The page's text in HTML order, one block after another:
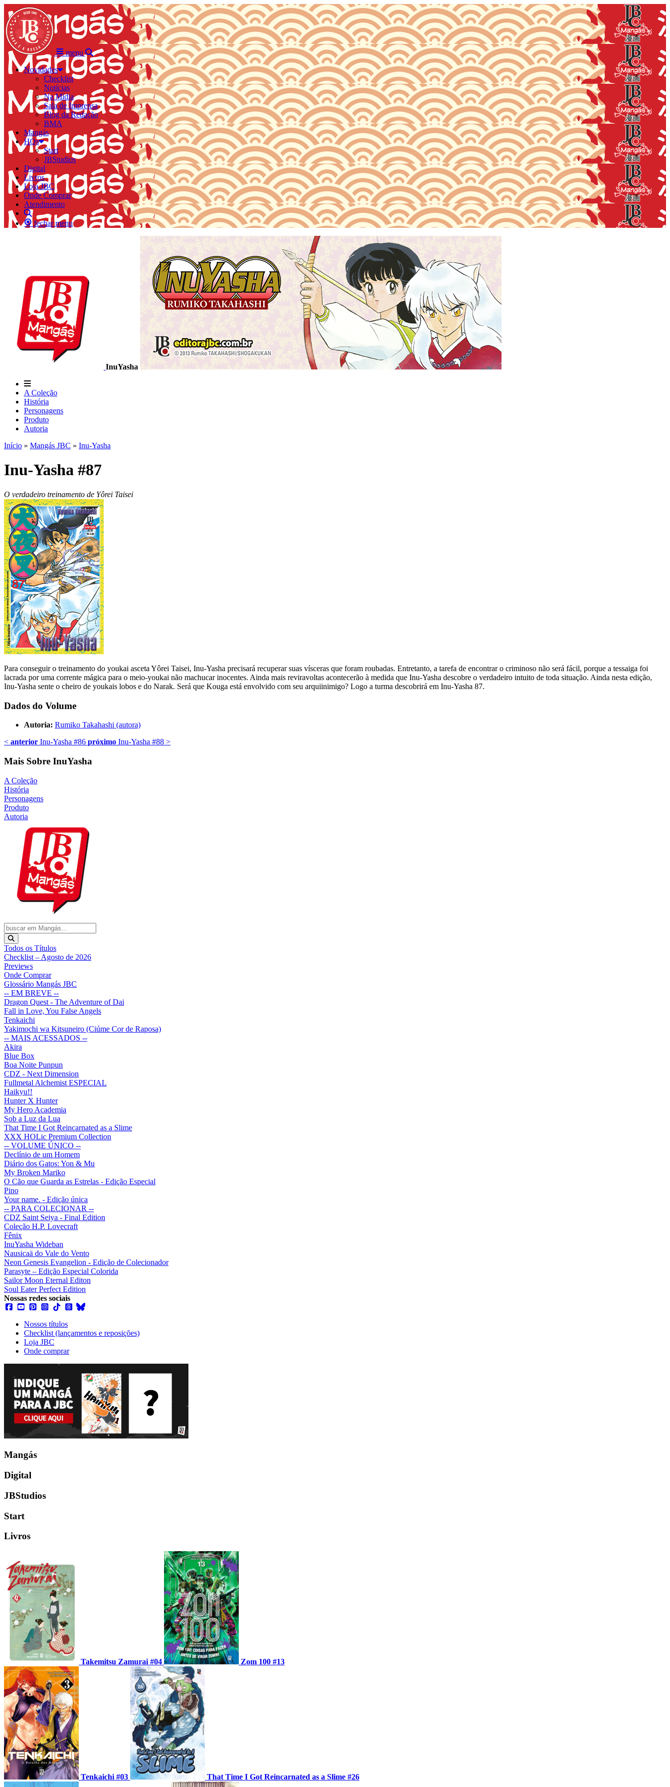
menu
Novidades
Checklist
Notícias
Na Mídia
Sala de Imprensa
Blog da Redação
BMA
Mangás
HQs
Start
JBStudios
Digital
Livros
Loja JBC
Onde Comprar
Atendimento
fechar menu
InuYasha
A Coleção
História
Personagens
Produto
Autoria
Início » Mangás JBC » Inu-Yasha
Inu-Yasha #87
O verdadeiro treinamento de Yôrei Taisei
Para conseguir o treinamento do youkai asceta Yôrei Taisei, Inu-Yasha precisará recuperar suas vísceras que foram roubadas. Entretanto, a tarefa de encontrar o criminoso não será fácil, porque a tessaiga foi
lacrada por uma corrente mágica para o meio-youkai não machucar inocentes. Ainda mais reviravoltas acontecerão à medida que Inu-Yasha descobre o verdadeiro intuito de toda situação. Ainda nesta edição,
Inu-Yasha sente o cheiro de youkais lobos e do Narak. Será que Kouga está envolvido com seu arquiinimigo? Logo a turma descobrirá em Inu-Yasha 87.
Dados do Volume
Autoria: Rumiko Takahashi (autora)
< anterior Inu-Yasha #86 próximo Inu-Yasha #88 >
Mais Sobre InuYasha
A Coleção
História
Personagens
Produto
Autoria
Todos os Títulos
Checklist – Agosto de 2026
Previews
Onde Comprar
Glossário Mangás JBC
-- EM BREVE --
Dragon Quest - The Adventure of Dai
Fall in Love, You False Angels
Tenkaichi
Yakimochi wa Kitsuneiro (Ciúme Cor de Raposa)
-- MAIS ACESSADOS --
Akira
Blue Box
Boa Noite Punpun
CDZ - Next Dimension
Fullmetal Alchemist ESPECIAL
Haikyu!!
Hunter X Hunter
My Hero Academia
Sob a Luz da Lua
That Time I Got Reincarnated as a Slime
XXX HOLic Premium Collection
-- VOLUME ÚNICO --
Declínio de um Homem
Diário dos Gatos: Yon & Mu
My Broken Mariko
O Cão que Guarda as Estrelas - Edição Especial
Pino
Your name. - Edição única
-- PARA COLECIONAR --
CDZ Saint Seiya - Final Edition
Coleção H.P. Lovecraft
Fênix
InuYasha Wideban
Nausicaä do Vale do Vento
Neon Genesis Evangelion - Edição de Colecionador
Parasyte – Edição Especial Colorida
Sailor Moon Eternal Editon
Soul Eater Perfect Edition
Nossas redes sociais
Nossos títulos
Checklist (lançamentos e reposições)
Loja JBC
Onde comprar
Mangás
Digital
JBStudios
Start
Livros
Takemitsu Zamurai #04 Zom 100 #13
Tenkaichi #03 That Time I Got Reincarnated as a Slime #26